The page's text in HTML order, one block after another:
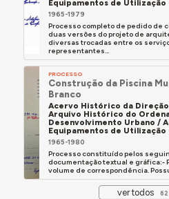
Equipamentos de
1965-1979
Processo completo de pedido de
duas versões do projeto de
diversas trocadas entre os
representantes...
PROCESSO
Construção da Piscina
Branco
Acervo Histórico da
Arquivo Histórico do
Desenvolvimento Urbano /
Equipamentos de
1965-1980
Processo constituído pelos
documentação textual e gráfica:-
volume de correspondência.
ver todos